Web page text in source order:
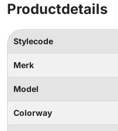
Productdetails
Stylecode
Merk
Model
Colorway